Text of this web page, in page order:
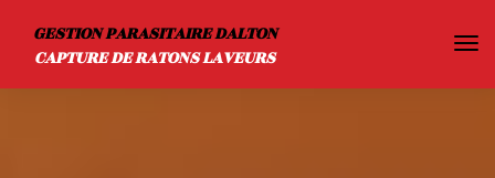
GESTION PARASITAIRE DALTON
CAPTURE DE RATONS LAVEURS